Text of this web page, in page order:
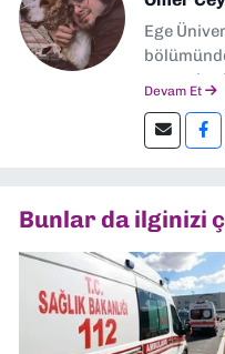
Ege
editörlük
Devam Et
Bunlar da ilginizi